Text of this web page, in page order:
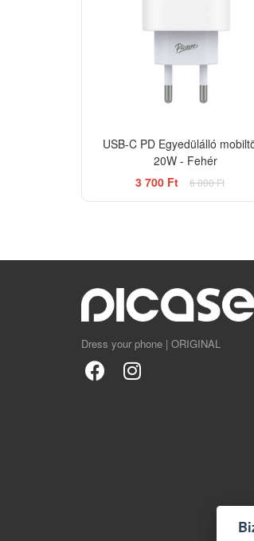
USB-C PD Egyedülálló
20W - Fehér
3 700 Ft
6 000 Ft
Dress your phone | ORIGINAL